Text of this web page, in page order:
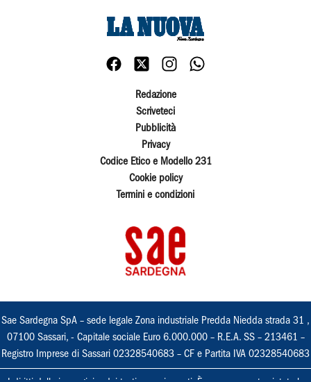
Redazione
Scriveteci
Pubblicità
Privacy
Codice Etico e Modello 231
Cookie policy
Termini e condizioni
Sae Sardegna SpA – sede legale Zona industriale Predda Niedda strada 31 ,
07100 Sassari, - Capitale sociale Euro 6.000.000 – R.E.A. SS – 213461 –
Registro Imprese di Sassari 02328540683 – CF e Partita IVA 02328540683